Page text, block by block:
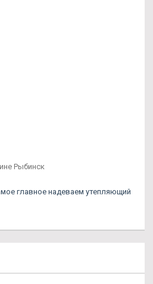
Рыбинск
главное надеваем утепляющий